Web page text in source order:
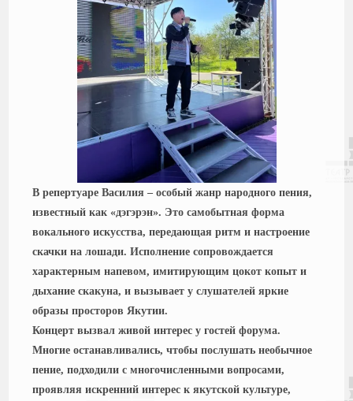
В репертуаре Василия – особый жанр народного пения,
известный как «дэгэрэн». Это самобытная форма
вокального искусства, передающая ритм и настроение
скачки на лошади. Исполнение сопровождается
характерным напевом, имитирующим цокот копыт и
дыхание скакуна, и вызывает у слушателей яркие
образы просторов Якутии.
Концерт вызвал живой интерес у гостей форума.
Многие останавливались, чтобы послушать необычное
пение, подходили с многочисленными вопросами,
проявляя искренний интерес к якутской культуре,